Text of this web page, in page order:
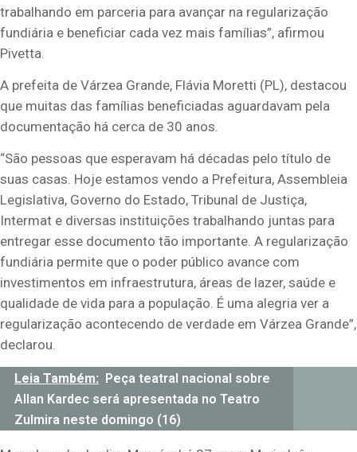
trabalhando em parceria para avançar na regularização
fundiária e beneficiar cada vez mais famílias”, afirmou
Pivetta.
A prefeita de Várzea Grande, Flávia Moretti (PL), destacou
que muitas das famílias beneficiadas aguardavam pela
documentação há cerca de 30 anos.
“São pessoas que esperavam há décadas pelo título de
suas casas. Hoje estamos vendo a Prefeitura, Assembleia
Legislativa, Governo do Estado, Tribunal de Justiça,
Intermat e diversas instituições trabalhando juntas para
entregar esse documento tão importante. A regularização
fundiária permite que o poder público avance com
investimentos em infraestrutura, áreas de lazer, saúde e
qualidade de vida para a população. É uma alegria ver a
regularização acontecendo de verdade em Várzea Grande”,
declarou.
Leia Também: Peça teatral nacional sobre
Allan Kardec será apresentada no Teatro
Zulmira neste domingo (16)